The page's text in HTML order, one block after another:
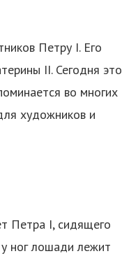
Петру I. Его
II.Сегодня это
во многих
художников и
Петра I, сидящего
ног лошади лежит